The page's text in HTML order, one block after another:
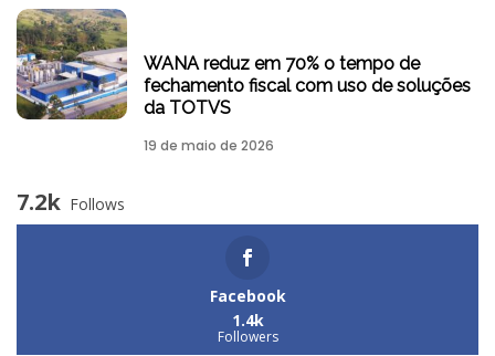
WANA reduz em 70% o tempo de
fechamento fiscal com uso de soluções
da TOTVS
19 de maio de 2026
7.2k Follows
Facebook
1.4k
Followers